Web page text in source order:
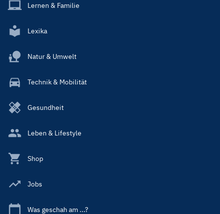
Lernen & Familie
Lexika
Natur & Umwelt
Technik & Mobilität
Gesundheit
Leben & Lifestyle
Shop
Jobs
Was geschah am ...?